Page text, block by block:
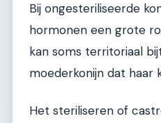
Bij ongesteriliseerde
hormonen een grote
kan soms territoriaal
moederkonijn dat haar
Het steriliseren of